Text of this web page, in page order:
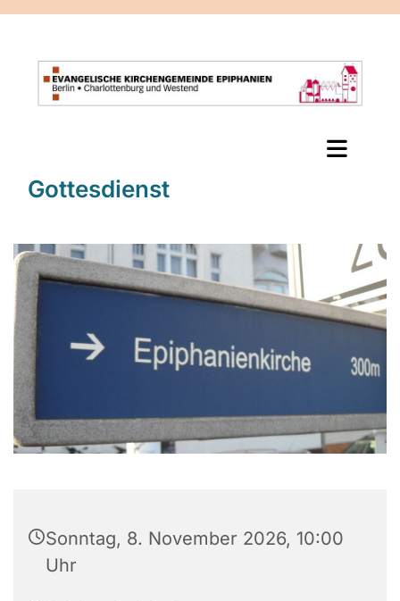
Gottesdienst
Sonntag, 8. November 2026, 10:00
Uhr